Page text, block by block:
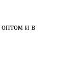
оптом и в